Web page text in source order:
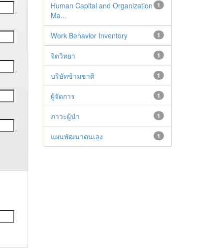
1
Human Capital and Organization
Ma...
1
Work Behavior Inventory
1
จิตวิทยา
1
บริษัทข้ามชาติ
1
ผู้จัดการ
1
ภาวะผู้นำ
1
แผนพัฒนาตนเอง